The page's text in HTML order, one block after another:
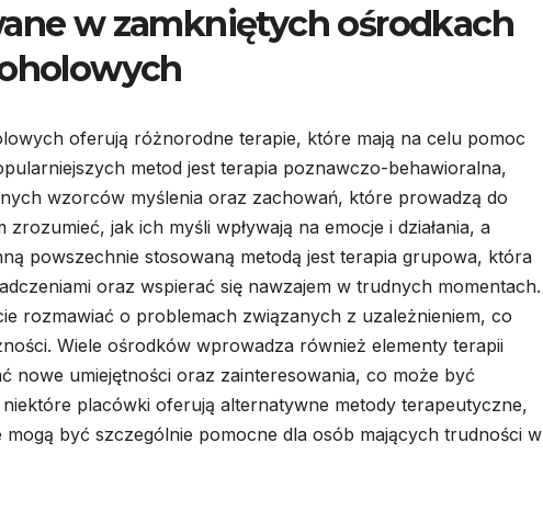
w zamkniętych ośrodkach
oferują różnorodne terapie, które mają na celu pomoc
metod jest terapia poznawczo-behawioralna,
wzorców myślenia oraz zachowań, które prowadzą do
jak ich myśli wpływają na emocje i działania, a
powszechnie stosowaną metodą jest terapia grupowa, która
oraz wspierać się nawzajem w trudnych momentach.
rozmawiać o problemach związanych z uzależnieniem, co
Wiele ośrodków wprowadza również elementy terapii
nowe umiejętności oraz zainteresowania, co może być
placówki oferują alternatywne metody terapeutyczne,
być szczególnie pomocne dla osób mających trudności w